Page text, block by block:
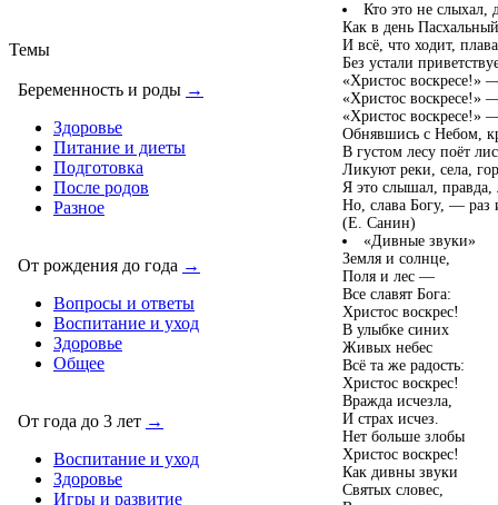
Темы
Беременность и роды →
Здоровье
Питание и диеты
Подготовка
После родов
Разное
От рождения до года →
Вопросы и ответы
Воспитание и уход
Здоровье
Общее
От года до 3 лет →
Воспитание и уход
Здоровье
Игры и развитие
Кто это не слыхал,
Как в день
И всё, что ходит,
Без устали
«Христос воскресе!»
«Христос воскресе!»
«Христос воскресе!»
Обнявшись с Небом,
В густом лесу поёт
Ликуют реки, села,
Я это слышал,
Но, слава Богу, — раз
(Е. Санин)
«Дивные звуки»
Земля и солнце,
Поля и лес —
Все славят Бога:
Христос воскрес!
В улыбке синих
Живых небес
Всё та же радость:
Христос воскрес!
Вражда исчезла,
И страх исчез.
Нет больше злобы
Христос воскрес!
Как дивны звуки
Святых словес,